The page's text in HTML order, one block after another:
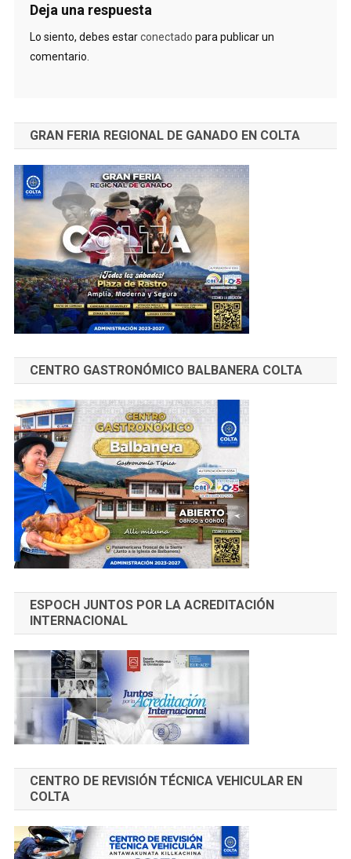
Deja una respuesta
Lo siento, debes estarconectado para publicar un
comentario.
GRAN FERIA REGIONAL DE GANADO EN COLTA
CENTRO GASTRONÓMICO BALBANERA COLTA
ESPOCH JUNTOS POR LA ACREDITACIÓN
INTERNACIONAL
CENTRO DE REVISIÓN TÉCNICA VEHICULAR EN
COLTA